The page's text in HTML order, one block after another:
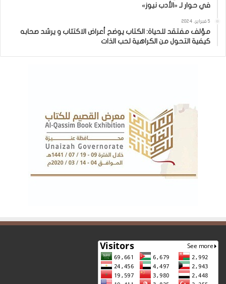
في حوار لـ «الأدب نيوز»
5 فبراير، 2024
مؤلف مفتقد للحياة: الكتاب يوضح أعراض الاكتئاب و يرشد صحابه
كيفية التحول من الكراهية لحب الذات